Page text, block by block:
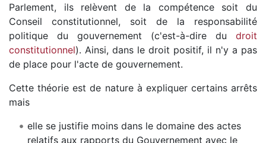
Parlement, ils relèvent de la compétence soit du
Conseil constitutionnel, soit de la responsabilité
politique du gouvernement (c'est-à-dire du droit
constitutionnel). Ainsi, dans le droit positif, il n'y a pas
de place pour l'acte de gouvernement.
Cette théorie est de nature à expliquer certains arrêts
mais
elle se justifie moins dans le domaine des actes
relatifs aux rapports du Gouvernement avec le